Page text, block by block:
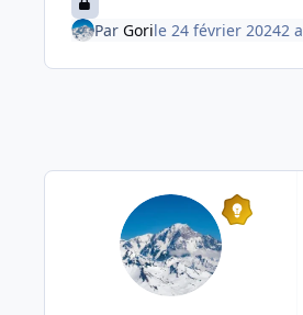
Par Gorile 24 février 20242 a